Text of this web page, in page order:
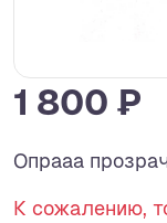
1 800 ₽
Опрааа
К сожалению,